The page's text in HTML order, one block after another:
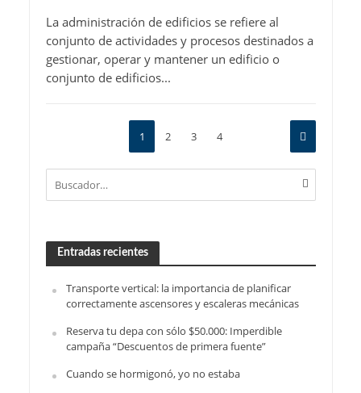
La administración de edificios se refiere al
conjunto de actividades y procesos destinados a
gestionar, operar y mantener un edificio o
conjunto de edificios...
1 2 3 4
Entradas recientes
Transporte vertical: la importancia de planificar
correctamente ascensores y escaleras mecánicas
Reserva tu depa con sólo $50.000: Imperdible
campaña “Descuentos de primera fuente”
Cuando se hormigonó, yo no estaba